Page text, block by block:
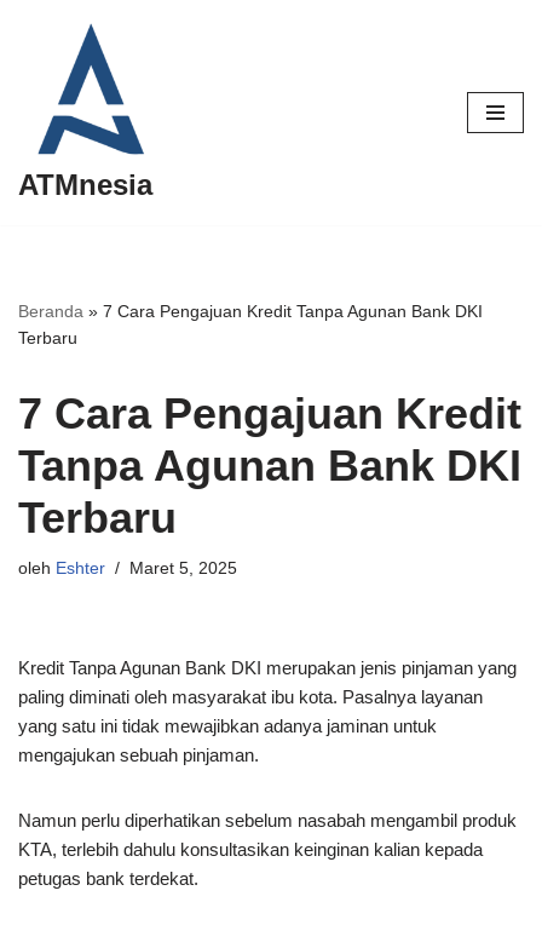
Lompat
konten
ATMnesia
Beranda » 7 Cara Pengajuan Kredit Tanpa Agunan Bank DKI
Terbaru
7 Cara Pengajuan Kredit
Tanpa Agunan Bank DKI
Terbaru
oleh Eshter Maret 5, 2025
Kredit Tanpa Agunan Bank DKI merupakan jenis pinjaman yang
paling diminati oleh masyarakat ibu kota. Pasalnya layanan
yang satu ini tidak mewajibkan adanya jaminan untuk
mengajukan sebuah pinjaman.
Namun perlu diperhatikan sebelum nasabah mengambil produk
KTA, terlebih dahulu konsultasikan keinginan kalian kepada
petugas bank terdekat.